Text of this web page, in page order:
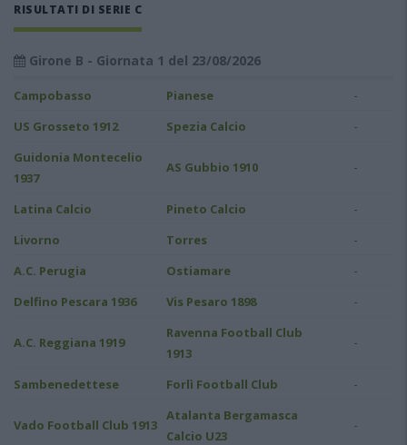
RISULTATI DI SERIE C
Girone B - Giornata 1 del 23/08/2026
Campobasso Pianese -
US Grosseto 1912 Spezia Calcio -
Guidonia Montecelio
1937
AS Gubbio 1910 -
Latina Calcio Pineto Calcio -
Livorno Torres -
A.C. Perugia Ostiamare -
Delfino Pescara 1936 Vis Pesaro 1898 -
A.C. Reggiana 1919
Ravenna Football Club
1913
-
Sambenedettese Forlì Football Club -
Vado Football Club 1913
Atalanta Bergamasca
Calcio U23
-